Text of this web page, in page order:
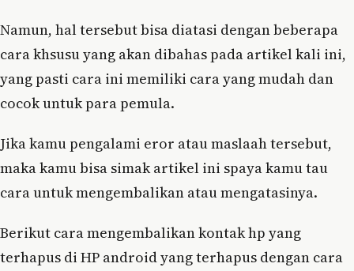
Namun, hal tersebut bisa diatasi dengan beberapa
cara khsusu yang akan dibahas pada artikel kali ini,
yang pasti cara ini memiliki cara yang mudah dan
cocok untuk para pemula.
Jika kamu pengalami eror atau maslaah tersebut,
maka kamu bisa simak artikel ini spaya kamu tau
cara untuk mengembalikan atau mengatasinya.
Berikut cara mengembalikan kontak hp yang
terhapus di HP android yang terhapus dengan cara